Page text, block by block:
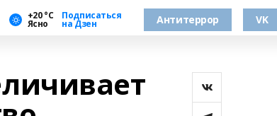
+20 °С
Ясно
Подписаться
на Дзен Антитеррор VK